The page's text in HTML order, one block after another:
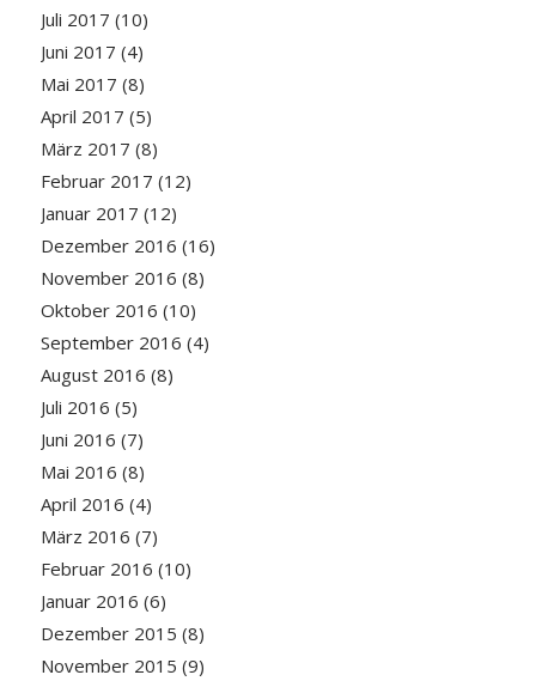
Juli 2017 (10)
Juni 2017 (4)
Mai 2017 (8)
April 2017 (5)
März 2017 (8)
Februar 2017 (12)
Januar 2017 (12)
Dezember 2016 (16)
November 2016 (8)
Oktober 2016 (10)
September 2016 (4)
August 2016 (8)
Juli 2016 (5)
Juni 2016 (7)
Mai 2016 (8)
April 2016 (4)
März 2016 (7)
Februar 2016 (10)
Januar 2016 (6)
Dezember 2015 (8)
November 2015 (9)